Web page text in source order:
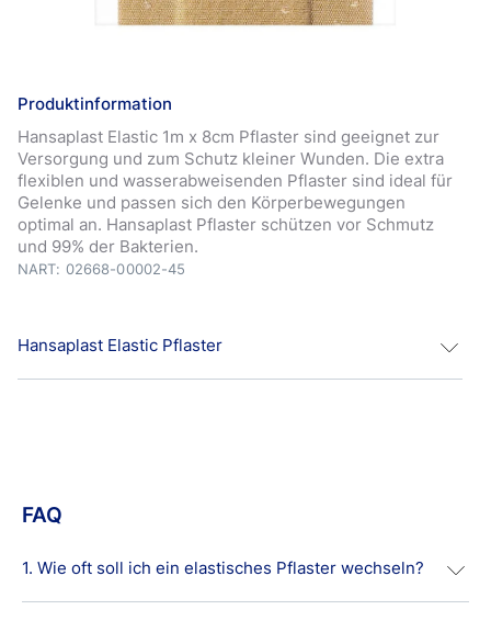
Produktinformation
Hansaplast Elastic 1m x 8cm Pflaster sind geeignet zur
Versorgung und zum Schutz kleiner Wunden. Die extra
flexiblen und wasserabweisenden Pflaster sind ideal für
Gelenke und passen sich den Körperbewegungen
optimal an. Hansaplast Pflaster schützen vor Schmutz
und 99% der Bakterien.
NART: 02668-00002-45
Hansaplast Elastic Pflaster
Das Hansaplast Bacteria Shield schützt vor Schmutz und
Hansaplast Elastic ist speziell für viel bewegte
FAQ
1. Wie oft soll ich ein elastisches Pflaster wechseln?